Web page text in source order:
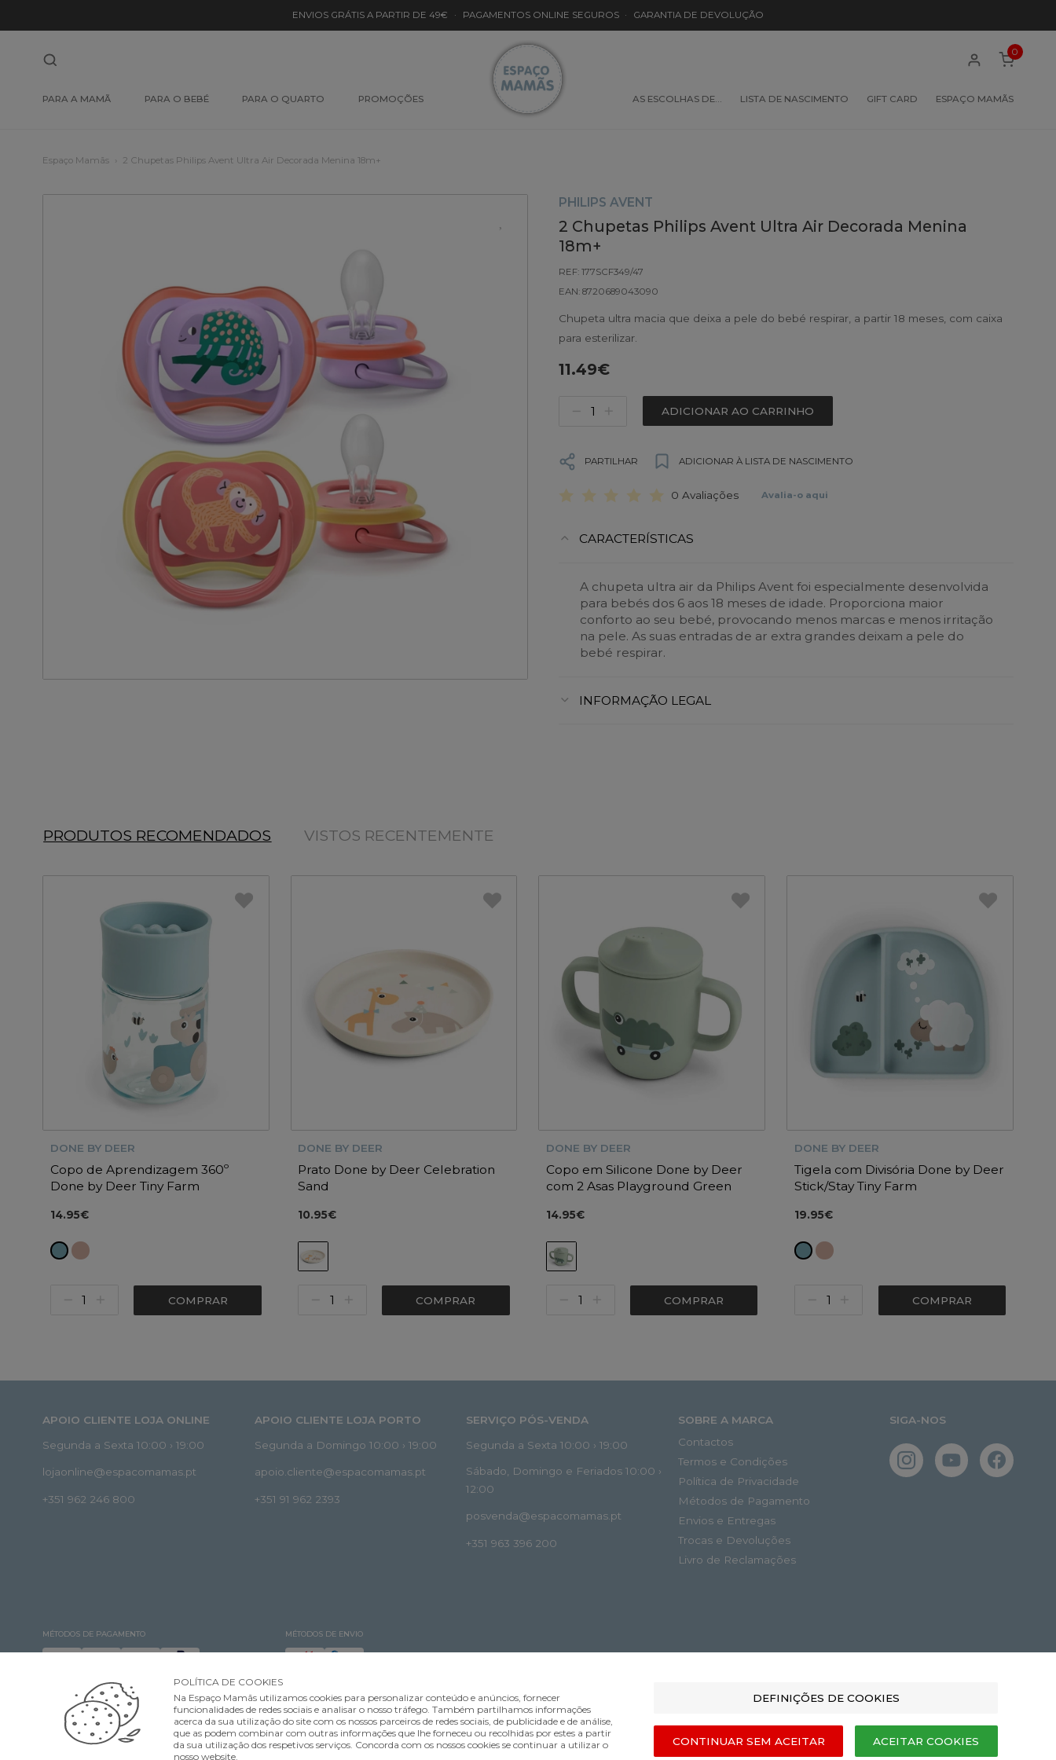
ENVIOS GRÁTIS A PARTIR DE 49€ · PAGAMENTOS ONLINE SEGUROS · GARANTIA DE DEVOLUÇÃO
PARA A MAMÃ PARA O BEBÉ PARA O QUARTO PROMOÇÕES AS ESCOLHAS DE… LISTA DE NASCIMENTO GIFT CARD ESPAÇO MAMÃS
0
Espaço Mamãs 2 Chupetas Philips Avent Ultra Air Decorada Menina 18m+
PHILIPS AVENT
2 Chupetas Philips Avent Ultra Air Decorada Menina
18m+
REF: 177SCF349/47
EAN: 8720689043090
Chupeta ultra macia que deixa a pele do bebé respirar, a partir 18 meses, com caixa
para esterilizar.
11.49€
ADICIONAR AO CARRINHO
PARTILHAR ADICIONAR À LISTA DE NASCIMENTO
0 Avaliações Avalia-o aqui
CARACTERÍSTICAS
A chupeta ultra air da Philips Avent foi especialmente desenvolvida
para bebés dos 6 aos 18 meses de idade. Proporciona maior
conforto ao seu bebé, provocando menos marcas e menos irritação
na pele. As suas entradas de ar extra grandes deixam a pele do
bebé respirar.
INFORMAÇÃO LEGAL
PRODUTOS RECOMENDADOS VISTOS RECENTEMENTE
DONE BY DEER
Copo de Aprendizagem 360º
Done by Deer Tiny Farm
14.95€
COMPRAR
DONE BY DEER
Prato Done by Deer Celebration
Sand
10.95€
COMPRAR
DONE BY DEER
Copo em Silicone Done by Deer
com 2 Asas Playground Green
14.95€
COMPRAR
DONE BY DEER
Tigela com Divisória Done by Deer
Stick/Stay Tiny Farm
19.95€
COMPRAR
APOIO CLIENTE LOJA ONLINE
Segunda a Sexta 10:00 › 19:00
lojaonline@espacomamas.pt
+351 962 246 800
APOIO CLIENTE LOJA PORTO
Segunda a Domingo 10:00 › 19:00
apoio.cliente@espacomamas.pt
+351 91 962 2393
SERVIÇO PÓS-VENDA
Segunda a Sexta 10:00 › 19:00
Sábado, Domingo e Feriados 10:00 ›
12:00
posvenda@espacomamas.pt
+351 963 396 200
SOBRE A MARCA
Contactos
Termos e Condições
Política de Privacidade
Métodos de Pagamento
Envios e Entregas
Trocas e Devoluções
Livro de Reclamações
SIGA-NOS
MÉTODOS DE PAGAMENTO MÉTODOS DE ENVIO
©Espaço Mamãs. Todos os direitos reservados Designed & developed byBsolus.pt
POLÍTICA DE COOKIES
Na Espaço Mamãs utilizamos cookies para personalizar conteúdo e anúncios, fornecer
funcionalidades de redes sociais e analisar o nosso tráfego. Também partilhamos informações
acerca da sua utilização do site com os nossos parceiros de redes sociais, de publicidade e de análise,
que as podem combinar com outras informações que lhe forneceu ou recolhidas por estes a partir
da sua utilização dos respetivos serviços. Concorda com os nossos cookies se continuar a utilizar o
nosso website.
DEFINIÇÕES DE COOKIES
CONTINUAR SEM ACEITAR ACEITAR COOKIES